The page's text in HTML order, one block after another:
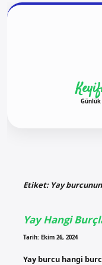
Etiket: Yay
Yay Hangi
Tarih: Ekim 26, 2024
Yay burcu hangi